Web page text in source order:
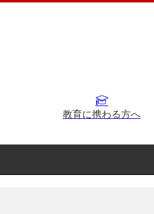
教育に携わる方へ